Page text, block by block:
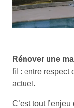
Rénover une
fil : entre respect
actuel.
C’est tout